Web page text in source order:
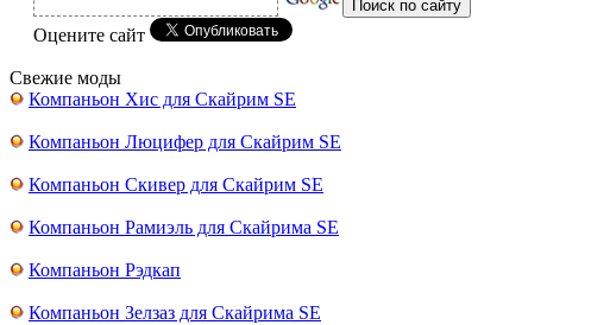
Оцените сайт
Свежие моды
Компаньон Хис для Скайрим SE
Компаньон Люцифер для Скайрим SE
Компаньон Скивер для Скайрим SE
Компаньон Рамиэль для Скайрима SE
Компаньон Рэдкап
Компаньон Зелзаз для Скайрима SE